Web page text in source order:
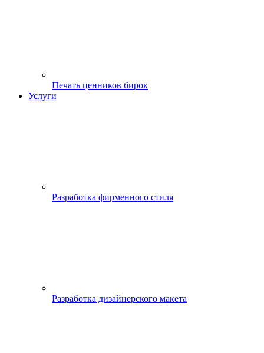
Печать ценников бирок
Услуги
Разработка фирменного стиля
Разработка дизайнерского макета